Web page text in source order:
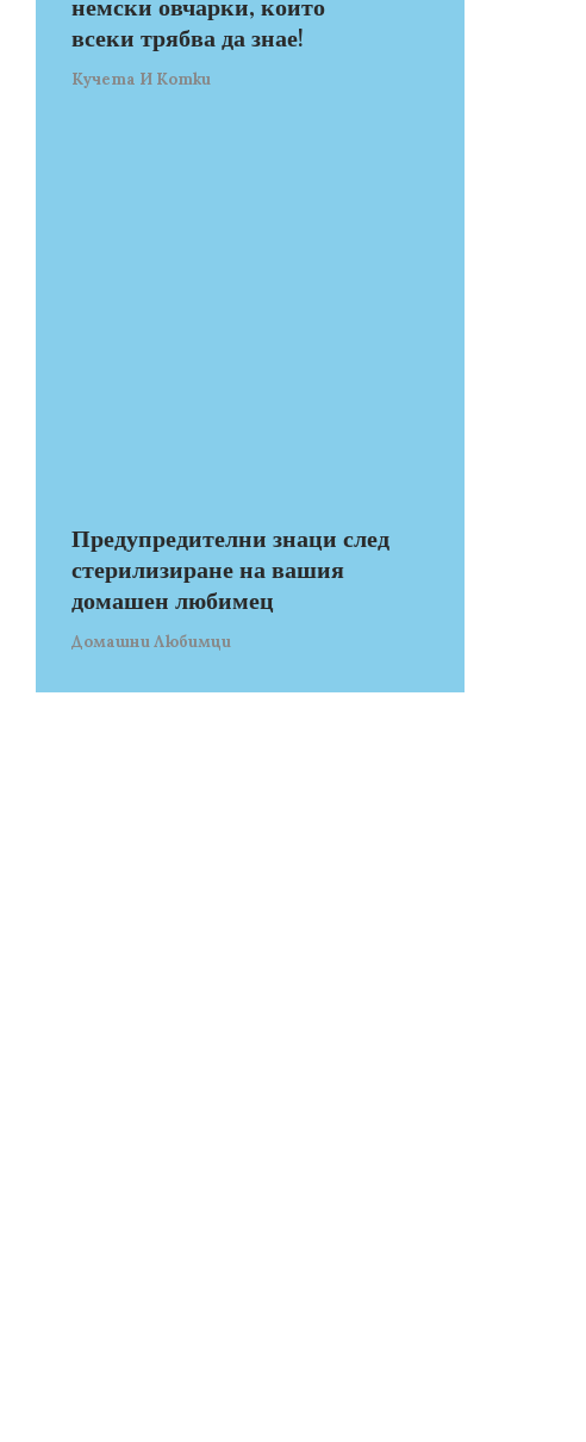
немски овчарки, които
всеки трябва да знае!
Кучета И Котки
Предупредителни знаци след
стерилизиране на вашия
домашен любимец
Домашни Любимци